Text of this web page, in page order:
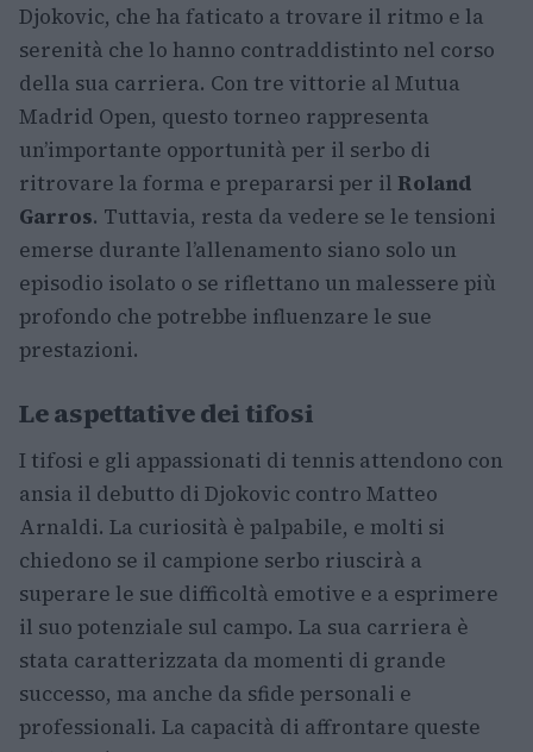
Djokovic, che ha faticato a trovare il ritmo e la
serenità che lo hanno contraddistinto nel corso
della sua carriera. Con tre vittorie al Mutua
Madrid Open, questo torneo rappresenta
un’importante opportunità per il serbo di
ritrovare la forma e prepararsi per il Roland
Garros. Tuttavia, resta da vedere se le tensioni
emerse durante l’allenamento siano solo un
episodio isolato o se riflettano un malessere più
profondo che potrebbe influenzare le sue
prestazioni.
Le aspettative dei tifosi
I tifosi e gli appassionati di tennis attendono con
ansia il debutto di Djokovic contro Matteo
Arnaldi. La curiosità è palpabile, e molti si
chiedono se il campione serbo riuscirà a
superare le sue difficoltà emotive e a esprimere
il suo potenziale sul campo. La sua carriera è
stata caratterizzata da momenti di grande
successo, ma anche da sfide personali e
professionali. La capacità di affrontare queste